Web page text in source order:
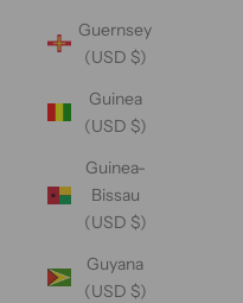
Guernsey
(USD $)
Guinea
(USD $)
Guinea-
Bissau
(USD $)
Guyana
(USD $)